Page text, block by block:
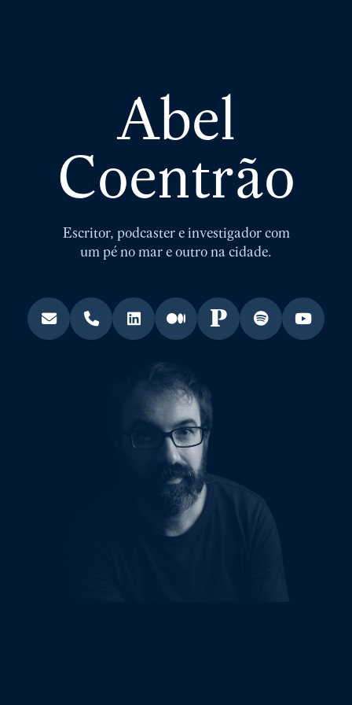
Abel
Coentrão
Escritor, podcaster e investigador com
um pé no mar e outro na cidade.